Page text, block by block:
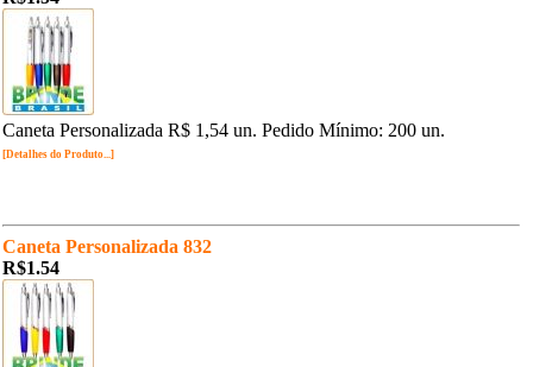
Caneta Personalizada R$ 1,54 un. Pedido Mínimo: 200 un.
[Detalhes do Produto...]
Caneta Personalizada 832
R$1.54